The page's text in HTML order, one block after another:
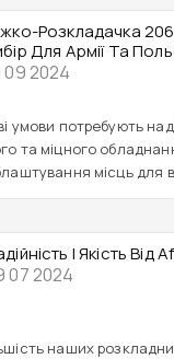
Розкладачка
Для Армії Та
09 2024
умови потребують
та міцного
місць для
І Якість Від
07 2024
наших